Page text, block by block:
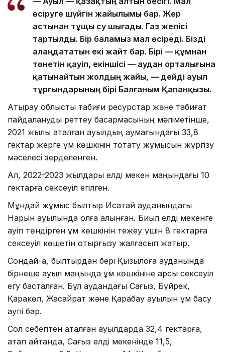
өсіруге шүйгін жайылымы бар. Жер
астынан тұщы су шығады. Газ желісі
тартылды. Бір баламыз мал өсіреді. Бізді
алаңдататын екі жайт бар. Бірі — құмнан
төнетін қауіп, екіншісі — аудан орталығына
қатынайтын жолдың жайы, — дейді ауыл
тұрғындарының бірі Балғаным Қапанқызы.
Атырау облыстық табиғи ресурстар және табиғат
пайдалануды реттеу басқармасының мәліметінше,
2021 жылы аталған ауылдың аумағындағы 33,8
гектар жерге құм көшкінін тоқтату жұмысын жүргізу
мәселесі зерделенген.
Ал, 2022-2023 жылдары елді мекен маңындағы 10
гектарға сексеуіл егілген.
Мұндай жұмыс былтыр Исатай ауданындағы
Нарын ауылында қолға алынған. Биыл елді мекенге
қауіп төндірген құм көшкінін тежеу үшін 8 гектарға
сексеуіл көшетін отырғызу жалғасып жатыр.
Сондай-ақ, былтырдан бері Қызылқоға ауданында
бірнеше ауыл маңында құм көшкініне қарсы сексеуіл
егу басталған. Бұл аудандағы Сағыз, Бүйрек,
Қаракөл, Жасқайрат және Қарабау ауылын құм басу
қаупі бар.
Сол себептен аталған ауылдарда 32,4 гектарға,
атап айтқанда, Сағыз елді мекенінде 11,5,